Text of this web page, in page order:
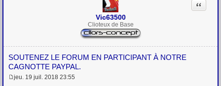
Vic63500
Clioteux de Base
SOUTENEZ LE FORUM EN PARTICIPANT À NOTRE
CAGNOTTE PAYPAL.
Citation
M
jeu. 19 juil. 2018 23:55